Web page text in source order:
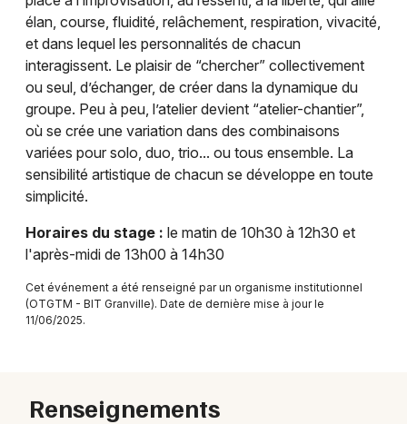
Sorties & loisirs
Danse dans la Manche
Danse en Basse-Normandie
Danse en Normandie
Newsletter des sorties
Artistes en tournée
élan, course, fluidité, relâchement, respiration, vivacité,
et dans lequel les personnalités de chacun
interagissent. Le plaisir de “chercher” collectivement
ou seul, d’échanger, de créer dans la dynamique du
groupe. Peu à peu, l’atelier devient “atelier-chantier”,
où se crée une variation dans des combinaisons
variées pour solo, duo, trio... ou tous ensemble. La
sensibilité artistique de chacun se développe en toute
simplicité.
Horaires du stage : le matin de 10h30 à 12h30 et
l'après-midi de 13h00 à 14h30
Cet événement a été renseigné par un organisme institutionnel
(OTGTM - BIT Granville). Date de dernière mise à jour le
11/06/2025.
Renseignements